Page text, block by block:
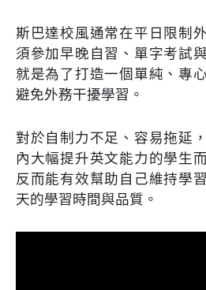
斯巴達校風通常在平日限制
須參加早晚自習、單字考試
就是為了打造一個單純、專
避免外務干擾學習。
對於自制力不足、容易拖延
內大幅提升英文能力的學生
反而能有效幫助自己維持學
天的學習時間與品質。